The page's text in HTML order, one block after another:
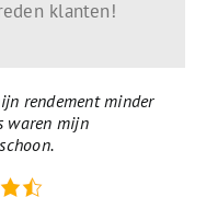
klanten!
rendement minder
waren mijn